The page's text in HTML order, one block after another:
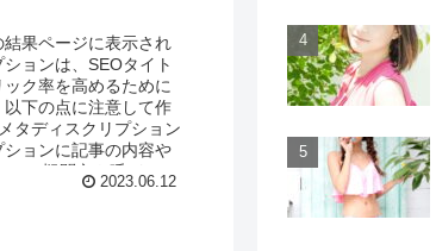
果ページに表示され
ョンは、SEOタイト
ク率を高めるために
下の点に注意して作
タディスクリプション
ョンに記事の内容や
ンに疑問文や呼びかけ
のブログ記事の場合、
2023.06.12